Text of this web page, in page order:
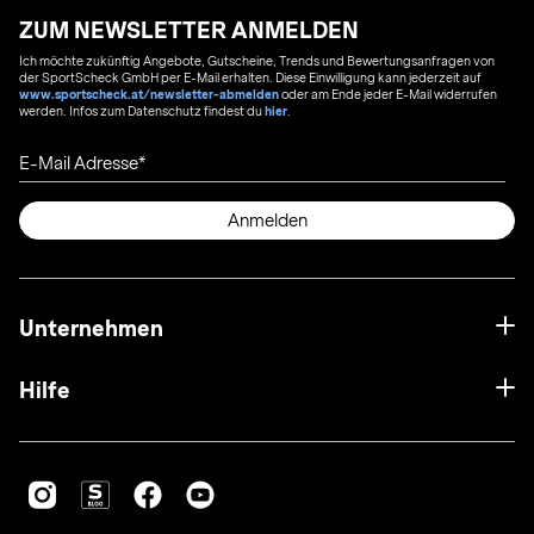
ZUM NEWSLETTER ANMELDEN
Ich möchte zukünftig Angebote, Gutscheine, Trends und Bewertungsanfragen von
der SportScheck GmbH per E-Mail erhalten. Diese Einwilligung kann jederzeit auf
www.sportscheck.at/newsletter-abmeldenoder am Ende jeder E-Mail widerrufen
werden. Infos zum Datenschutz findest duhier
E-Mail Adresse
Anmelden
Unternehmen
Hilfe